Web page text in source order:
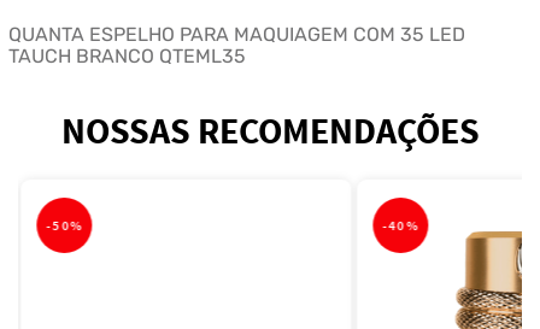
QUANTA ESPELHO PARA MAQUIAGEM COM 35 LED
TAUCH BRANCO QTEML35
NOSSAS RECOMENDAÇÕES
-50% -40%